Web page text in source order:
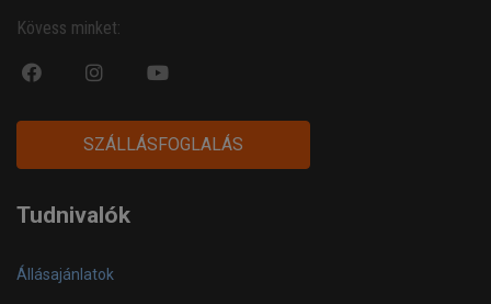
Kövess minket:
fa
facebook-
official
instagram
fa
youtube-
play
SZÁLLÁSFOGLALÁS
Tudnivalók
Állásajánlatok